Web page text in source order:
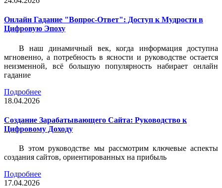
Онлайн Гадание "Вопрос-Ответ": Доступ к Мудрости в
Цифровую Эпоху
В наш динамичный век, когда информация доступна
мгновенно, а потребность в ясности и руководстве остается
неизменной, всё большую популярность набирает онлайн
гадание
Подробнее
18.04.2026
Создание Зарабатывающего Сайта: Руководство к
Цифровому Доходу
В этом руководстве мы рассмотрим ключевые аспекты
создания сайтов, ориентированных на прибыль
Подробнее
17.04.2026